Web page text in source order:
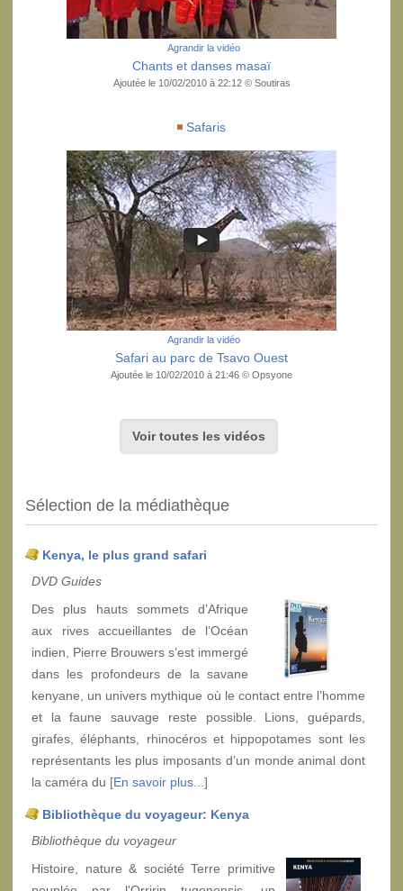
Agrandir la vidéo
Chants et danses masaï
Ajoutée le 10/02/2010 à 22:12 © Soutiras
Safaris
Agrandir la vidéo
Safari au parc de Tsavo Ouest
Ajoutée le 10/02/2010 à 21:46 © Opsyone
Voir toutes les vidéos
Sélection de la médiathèque
Kenya, le plus grand safari
DVD Guides
Des plus hauts sommets d’Afrique
aux rives accueillantes de l’Océan
indien, Pierre Brouwers s’est immergé
dans les profondeurs de la savane
kenyane, un univers mythique où le contact entre l’homme
et la faune sauvage reste possible. Lions, guépards,
girafes, éléphants, rhinocéros et hippopotames sont les
représentants les plus imposants d’un monde animal dont
la caméra du [En savoir plus...]
Bibliothèque du voyageur: Kenya
Bibliothèque du voyageur
Histoire, nature & société Terre primitive